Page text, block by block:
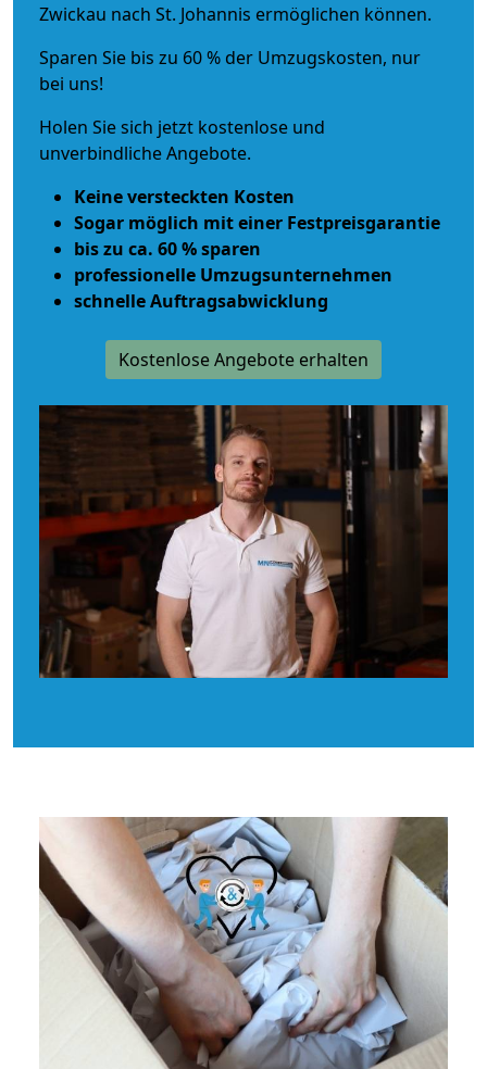
Zwickau nach St. Johannis ermöglichen können.
Sparen Sie bis zu 60 % der Umzugskosten, nur
bei uns!
Holen Sie sich jetzt kostenlose und
unverbindliche Angebote.
Keine versteckten Kosten
Sogar möglich mit einer Festpreisgarantie
bis zu ca. 60 % sparen
professionelle Umzugsunternehmen
schnelle Auftragsabwicklung
Kostenlose Angebote erhalten